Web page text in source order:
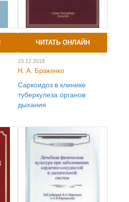
ЧИТАТЬ ОНЛАЙН
23.12.2018
Н. А. Браженко
Саркоидоз в клинике
туберкулеза органов
дыхания